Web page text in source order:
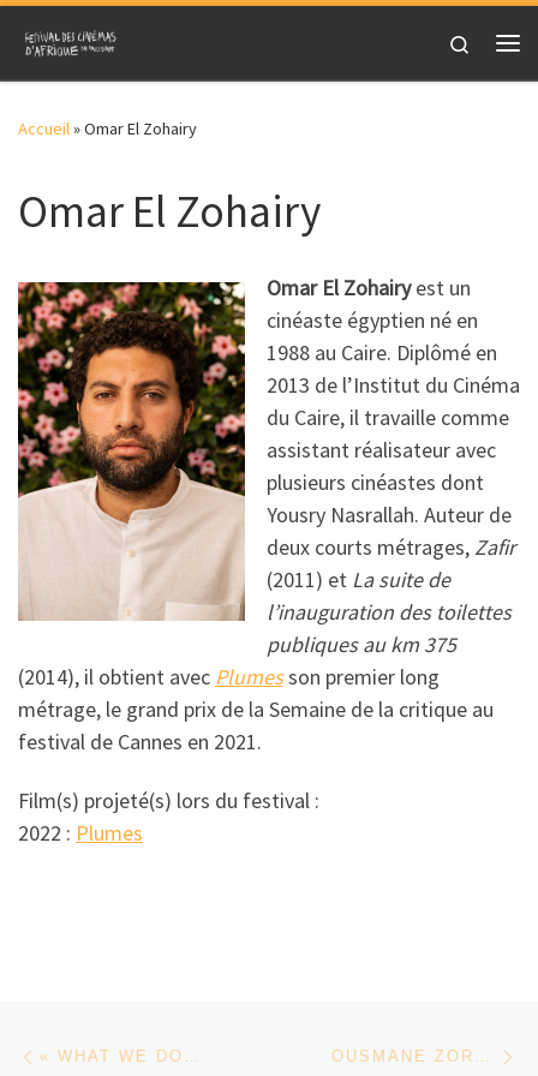
Skip to content
Search
Accueil»Omar El Zohairy
Omar El Zohairy
Omar El Zohairyest un
cinéaste égyptien né en
1988 au Caire. Diplômé en
2013 de l’Institut du Cinéma
du Caire, il travaille comme
assistant réalisateur avec
plusieurs cinéastes dont
Yousry Nasrallah. Auteur de
deux courts métrages, Zafir
(2011) et La suite de
l’inauguration des toilettes
publiques au km 375
(2014), il obtient avec Plumesson premier long
métrage, le grand prix de la Semaine de la critique au
festival de Cannes en 2021.
Film(s) projeté(s) lors du festival :
2022 : Plumes
Parcourir les articles